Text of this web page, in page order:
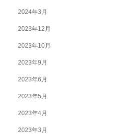
2024年3月
2023年12月
2023年10月
2023年9月
2023年6月
2023年5月
2023年4月
2023年3月